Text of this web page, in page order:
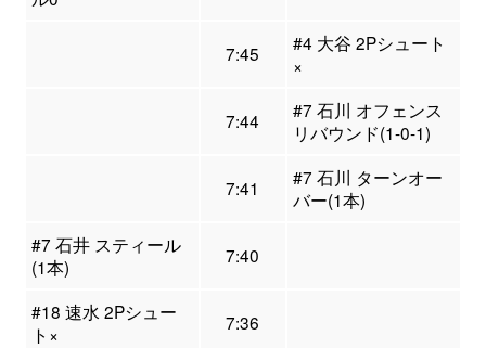
7:45
#4 大谷 2Pシュート
×
7:44
#7 石川 オフェンス
リバウンド(1-0-1)
7:41
#7 石川 ターンオー
バー(1本)
#7 石井 スティール
(1本)
7:40
#18 速水 2Pシュー
ト×
7:36